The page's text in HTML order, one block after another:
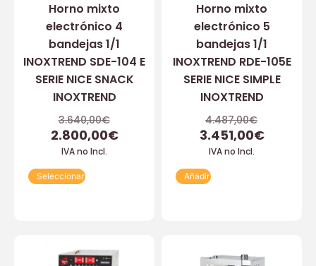
Horno mixto
electrónico 4
bandejas 1/1
INOXTREND SDE-104 E
SERIE NICE SNACK
INOXTREND
3.640,00€
2.800,00€
IVA no Incl.
Seleccionar
Horno mixto
electrónico 5
bandejas 1/1
INOXTREND RDE-105E
SERIE NICE SIMPLE
INOXTREND
4.487,00€
3.451,00€
IVA no Incl.
Añadir